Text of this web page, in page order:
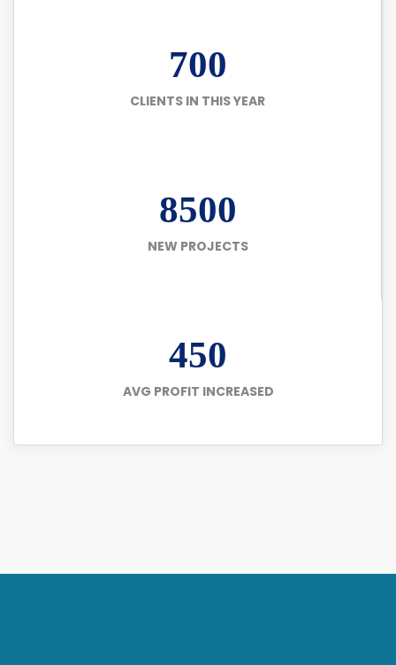
700
CLIENTS IN THIS YEAR
8500
NEW PROJECTS
450
AVG PROFIT INCREASED